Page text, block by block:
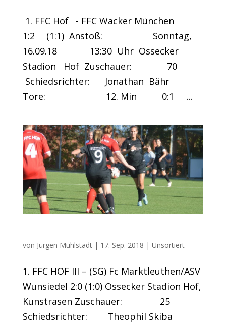
1. FFC Hof - FFC Wacker München
1:2 (1:1) Anstoß: Sonntag,
16.09.18 13:30 Uhr Ossecker
Stadion Hof Zuschauer: 70
Schiedsrichter: Jonathan Bähr
Tore: 12. Min 0:1 ...
von Jürgen Mühlstädt| 17. Sep. 2018 | Unsortiert
1. FFC HOF III – (SG) Fc Marktleuthen/ASV
Wunsiedel 2:0 (1:0) Ossecker Stadion Hof,
Kunstrasen Zuschauer: 25
Schiedsrichter: Theophil Skiba